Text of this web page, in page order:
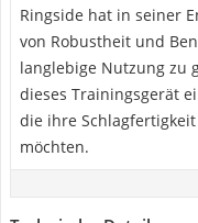
Ringside hat in seiner
von Robustheit und
langlebige Nutzung zu
dieses Trainingsgerät
die ihre
möchten.